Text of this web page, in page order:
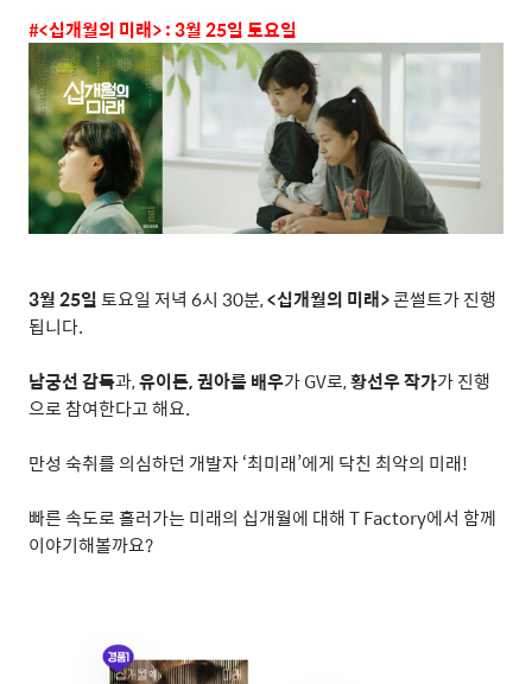
#<십개월의 미래> : 3월25일 토요일
3월25일토요일 저녁 6시 30분,<십개월의 미래>콘썰트가 진행
됩니다.
남궁선 감독과,유이든,권아름 배우가GV로,황선우 작가가 진행
으로 참여한다고 해요.
만성 숙취를 의심하던 개발자‘최미래’에게 닥친 최악의 미래!
빠른 속도로 흘러가는 미래의 십개월에 대해T Factory에서 함께
이야기해볼까요?